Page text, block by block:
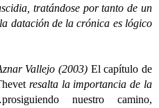
tratándose por tanto de un
datación de la crónica es lógico
Vallejo (2003) El capítulo de
resalta la importancia de la
nuestro camino,